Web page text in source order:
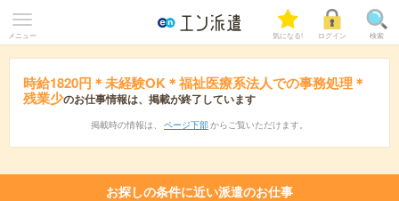
メニュー 気になる! ログイン 検索
時給1820円＊未経験OK＊福祉医療系法人での事務処理＊
残業少のお仕事情報は、掲載が終了しています
掲載時の情報は、 ページ下部 からご覧いただけます。
お探しの条件に近い派遣のお仕事